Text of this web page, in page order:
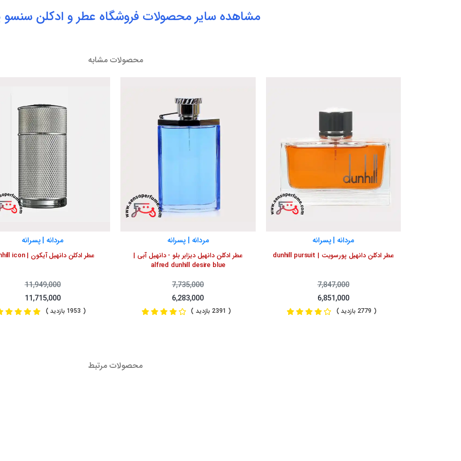
مشاهده سایر محصولات فروشگاه عطرو ادکلن سنسو
محصولات مشابه
مردانه | پسرانه
عطر ادکلن دانهیل آیکون | dunhill icon
11,949,000
11,715,000
( 1953 بازدید )
مردانه | پسرانه
عطر ادکلن دانهیل دیزایر بلو - دانهیل آبی |
alfred dunhill desire blue
7,735,000
6,283,000
( 2391 بازدید )
مردانه | پسرانه
عطر ادکلن دانهیل پورسویت | dunhill pursuit
7,847,000
6,851,000
( 2779 بازدید )
محصولات مرتبط